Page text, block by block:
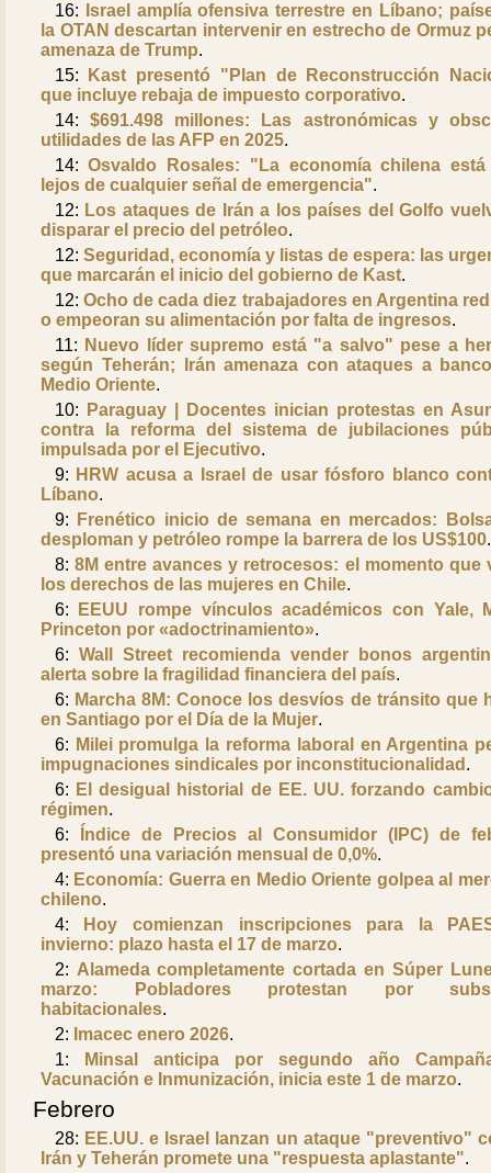
16:
Israel amplía ofensiva terrestre en Líbano;
la OTAN descartan intervenir en estrecho de Ormuz
amenaza de Trump.
15:
Kast presentó "Plan de Reconstrucción
que incluye rebaja de impuesto corporativo.
14: $691.498 millones: Las astronómicas y
utilidades de las AFP en 2025.
14:Osvaldo Rosales: "La economía chilena
lejos de cualquier señal de emergencia".
12: Los ataques de Irán a los países del Golfo
disparar el precio del petróleo.
12: Seguridad, economía y listas de espera: las
que marcarán el inicio del gobierno de Kast.
12: Ocho de cada diez trabajadores en Argentina
o empeoran su alimentación por falta de ingresos.
11: Nuevo líder supremo está "a salvo" pese a
según Teherán; Irán amenaza con ataques a
Medio Oriente.
10:
Paraguay | Docentes inician protestas en
contra la reforma del sistema de jubilaciones
impulsada por el Ejecutivo.
9: HRW acusa a Israel de usar fósforo blanco
Líbano.
9:
Frenético inicio de semana en mercados:
desploman y petróleo rompe la barrera de los US$100.
8: 8M entre avances y retrocesos: el momento que
los derechos de las mujeres en Chile.
6:
EEUU rompe vínculos académicos con Yale,
Princeton por «adoctrinamiento».
6: Wall Street recomienda vender bonos
alerta sobre la fragilidad financiera del país.
6: Marcha 8M: Conoce los desvíos de tránsito que
en Santiago por el Día de la Mujer.
6: Milei promulga la reforma laboral en Argentina
impugnaciones sindicales por inconstitucionalidad .
6: El desigual historial de EE. UU. forzando
régimen.
6:
Índice de Precios al Consumidor (IPC) de
presentó una variación mensual de 0,0%.
4: Economía: Guerra en Medio Oriente golpea al
chileno.
4:
Hoy comienzan inscripciones para la
invierno: plazo hasta el 17 de marzo.
2: Alameda completamente cortada en Súper
marzo: Pobladores protestan por
habitacionales.
2: Imacec enero 2026.
1:
Minsal anticipa por segundo año
Vacunación e Inmunización, inicia este 1 de marzo.
Febrero
28: EE.UU. e Israel lanzan un ataque "preventivo"
Irán y Teherán promete una "respuesta aplastante".